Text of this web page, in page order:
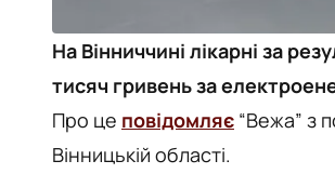
На Вінниччині лікарні за
тисяч гривень за
Про це повідомляє “Вежа” з
Вінницькій області.